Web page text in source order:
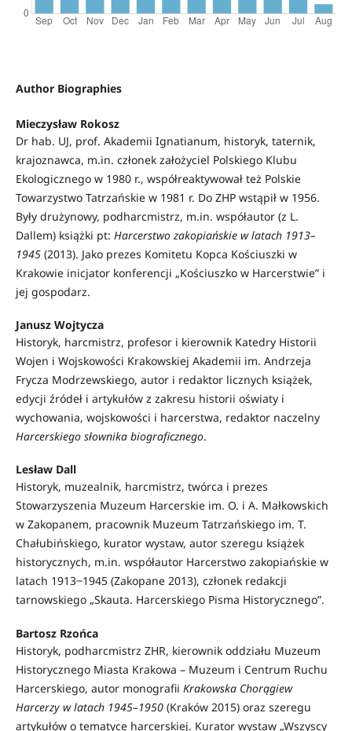
Author Biographies
Mieczysław Rokosz
Dr hab. UJ, prof. Akademii Ignatianum, historyk, taternik,
krajoznawca, m.in. członek założyciel Polskiego Klubu
Ekologicznego w 1980 r., współreaktywował też Polskie
Towarzystwo Tatrzańskie w 1981 r. Do ZHP wstąpił w 1956.
Były drużynowy, podharcmistrz, m.in. współautor (z L.
Dallem) książki pt: Harcerstwo zakopiańskie w latach 1913–
1945(2013). Jako prezes Komitetu Kopca Kościuszki w
Krakowie inicjator konferencji „Kościuszko w Harcerstwie” i
jej gospodarz.
Janusz Wojtycza
Historyk, harcmistrz, profesor i kierownik Katedry Historii
Wojen i Wojskowości Krakowskiej Akademii im. Andrzeja
Frycza Modrzewskiego, autor i redaktor licznych książek,
edycji źródeł i artykułów z zakresu historii oświaty i
wychowania, wojskowości i harcerstwa, redaktor naczelny
Harcerskiego słownika biograficznego.
Lesław Dall
Historyk, muzealnik, harcmistrz, twórca i prezes
Stowarzyszenia Muzeum Harcerskie im. O. i A. Małkowskich
w Zakopanem, pracownik Muzeum Tatrzańskiego im. T.
Chałubińskiego, kurator wystaw, autor szeregu książek
historycznych, m.in. współautor Harcerstwo zakopiańskie w
latach 1913‒1945 (Zakopane 2013), członek redakcji
tarnowskiego „Skauta. Harcerskiego Pisma Historycznego”.
Bartosz Rzońca
Historyk, podharcmistrz ZHR, kierownik oddziału Muzeum
Historycznego Miasta Krakowa – Muzeum i Centrum Ruchu
Harcerskiego, autor monografii Krakowska Chorągiew
Harcerzy w latach 1945–1950(Kraków 2015) oraz szeregu
artykułów o tematyce harcerskiej. Kurator wystaw „Wszyscy